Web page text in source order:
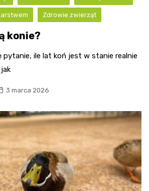
Zdrowie zwierząt
konie?
pytanie, ile lat koń jest w stanie realnie
3 marca 2026